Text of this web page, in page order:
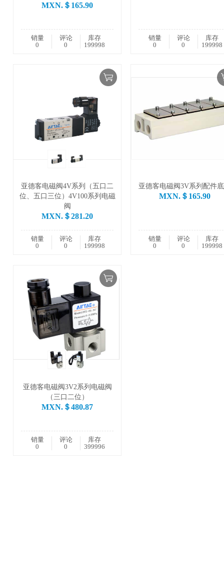
MXN.＄165.90
销量
0
评论
0
库存
199998
销量
0
评论
0
库存
199998
亚德客电磁阀4V系列（五口二
位、五口三位）4V100系列电磁
阀
MXN.＄281.20
销量
0
评论
0
库存
199998
亚德客电磁阀3V系列配件
MXN.＄165.90
销量
0
评论
0
库存
199998
亚德客电磁阀3V2系列电磁阀
（三口二位）
MXN.＄480.87
销量
0
评论
0
库存
399996